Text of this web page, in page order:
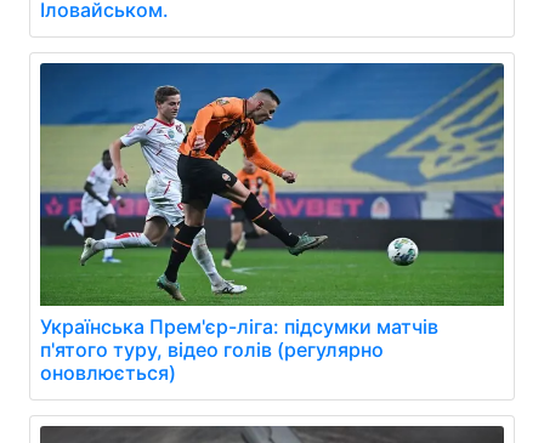
Іловайськом.
Українська Прем'єр-ліга: підсумки матчів
п'ятого туру, відео голів (регулярно
оновлюється)